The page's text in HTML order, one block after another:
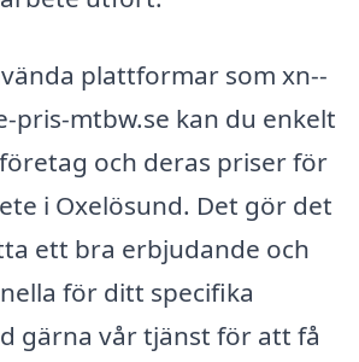
plattformar som xn--
pris-mtbw.se kan du enkelt
och deras priser för
i Oxelösund. Det gör det
ett bra erbjudande och
för ditt specifika
gärna vår tjänst för att få